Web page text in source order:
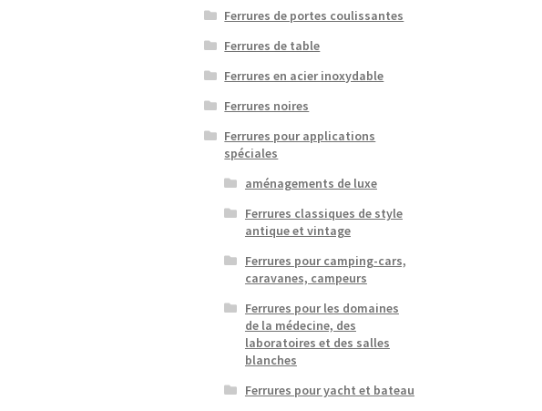
Ferrures de portes coulissantes
Ferrures de table
Ferrures en acier inoxydable
Ferrures noires
Ferrures pour applications
spéciales
aménagements de luxe
Ferrures classiques de style
antique et vintage
Ferrures pour camping-cars,
caravanes, campeurs
Ferrures pour les domaines
de la médecine, des
laboratoires et des salles
blanches
Ferrures pour yacht et bateau